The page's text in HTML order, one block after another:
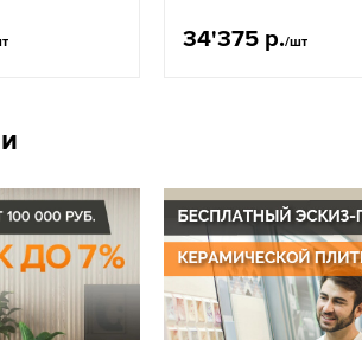
34'375 р./шт